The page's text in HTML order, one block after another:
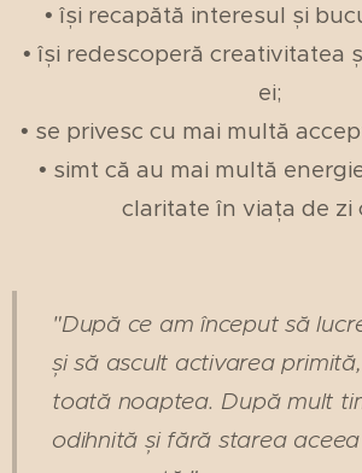
• își recapătă interesul și
• își redescoperă creativitatea
ei;
• se privesc cu mai multă
• simt că au mai multă
claritate în viața de zi
"După ce am început să
și să ascult activarea
toată noaptea. După mult
odihnită și fără starea